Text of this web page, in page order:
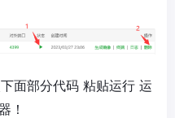
面部分代码 粘贴运行 运
！